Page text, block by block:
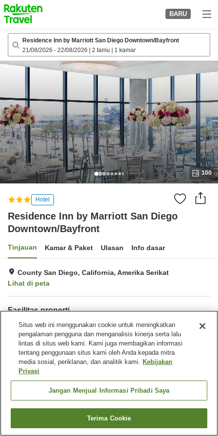
to
top
page
BARU
Residence Inn by Marriott San Diego Downtown/Bayfront
21/08/2026 - 22/08/2026 2 tamu 1 kamar
100
Hotel
Residence Inn by Marriott San Diego
Downtown/Bayfront
Tinjauan Kamar & Paket Ulasan Info dasar
County San Diego, California, Amerika Serikat
Lihat di peta
Fasilitas properti
Tempat parkir
Benar-benar bebas rokok
Laundry
Pusat bisnis
Beranda Amerika Serikat California
County San Diego
San Diego
Cari kamar
Situs web ini menggunakan cookie untuk meningkatkan
pengalaman pengguna dan menganalisis kinerja serta lalu
lintas di situs web kami. Kami juga membagikan informasi
tentang penggunaan situs kami oleh Anda kepada mitra
media sosial, periklanan, dan analitik kami. Kebijakan
Privasi
Jangan Menjual Informasi Pribadi Saya
Terima Cookie